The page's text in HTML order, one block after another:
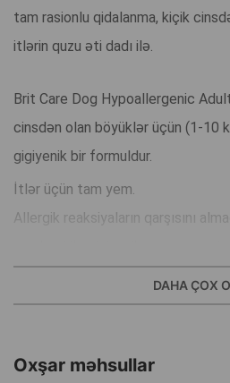
tam rasionlu qidalanma, kiçik
itlərin quzu əti dadı ilə.
Brit Care Dog Hypoallergenic
cinsdən olan böyüklər üçün (1-10
gigiyenik bir formuldur.
İtlər üçün tam yem.
Allergik reaksiyaların qarşısını
enerji tələbatı ilə uyğundur.
reaksiyaların yaranma ehtimalını
DAHA ÇOX
Oxşar məhsullar